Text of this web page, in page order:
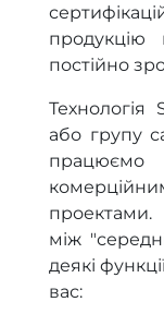
постійно
або групу
проектами.
між
деякі
вас: